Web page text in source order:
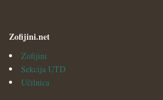
Zofijini.net
Zofijini
Sekcija UTD
Učilnica